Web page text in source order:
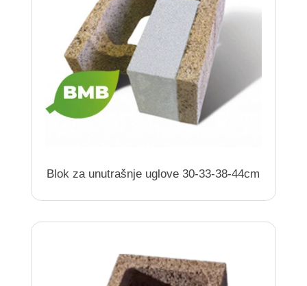
Blok za unutrašnje uglove 30-33-38-44cm